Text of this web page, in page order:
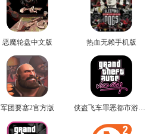
恶魔轮盘中文版 热血无赖手机版
军团要塞2官方版 侠盗飞车罪恶都市游戏最新版